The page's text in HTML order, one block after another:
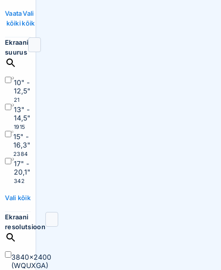
Vaata
kõiki
Vali
kõik
Ekraani
suurus
10" -
12,5"
21
13" -
14,5"
1915
15" -
16,3"
2384
17" -
20,1"
342
Vali kõik
Ekraani
resolutsioon
3840×2400
(WQUXGA)